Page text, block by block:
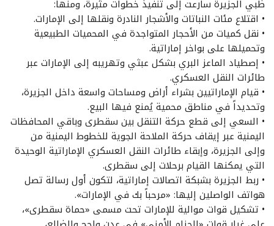
ظبي الجزيرة سارعت إلى تنفيذ خطوات مثيرة، ومنها:
• اقتلاع مئات النباتات والأشجار النادرة ونقلها إلى الإمارات.
• نقل كميات من الأحجار المتواجدة في المحميات الطبيعية
وتحميلها على بواخر إماراتية.
• إصطياد الماعز البري بشكل عبثي وتهريبه إلى الإمارات عبر
طائرات النقل العسكري.
• قيام الإماراتيين بشراء أراض ومساحات واسعة داخل الجزيرة،
وتحديداً في مناطق محمية يُمنع فيها البيع.
• السعي إلى قطع حركة التنقل بين سقطرى وباقي المحافظات
اليمنية عبر إيقاف حركة الملاحة الجوية للخطوط اليمنية من
وإلى الجزيرة، وإبقاء طائرات النقل العسكري الإماراتية الوحيدة
التي يمكنها القيام برحلات إلى سقطرى.
• ربط الجزيرة بشبكة اتصالات إماراتية، لتكون أول رسالة تصل
هواتف الواصلين إليها: «مرحباً بك في الإمارات».
• تشكيل قوات موالية للإمارات تحت مسمى «حماة سقطرى»،